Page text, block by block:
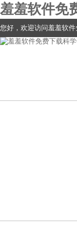
羞羞软件免
您好，欢迎访问羞羞软